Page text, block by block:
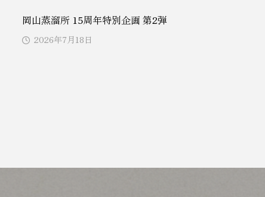
岡山蒸溜所 15周年特別企画 第2弾
2026年7月18日